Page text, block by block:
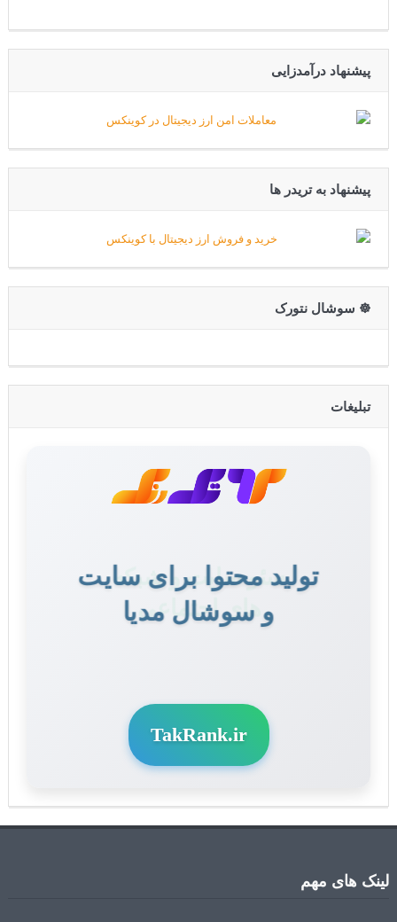
پیشنهاد درآمدزایی
پیشنهاد به تریدر ها
☸️ سوشال نتورک
تبلیغات
تولید محتوا برای سایت
و سوشال مدیا
TakRank.ir
لینک های مهم